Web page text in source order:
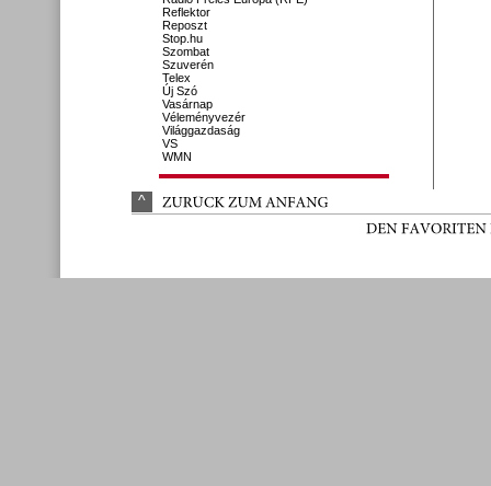
Reflektor
Reposzt
Stop.hu
Szombat
Szuverén
Telex
Új Szó
Vasárnap
Véleményvezér
Világgazdaság
VS
WMN
^ ZURÜCK ZUM ANFANG
DEN FAVORITEN